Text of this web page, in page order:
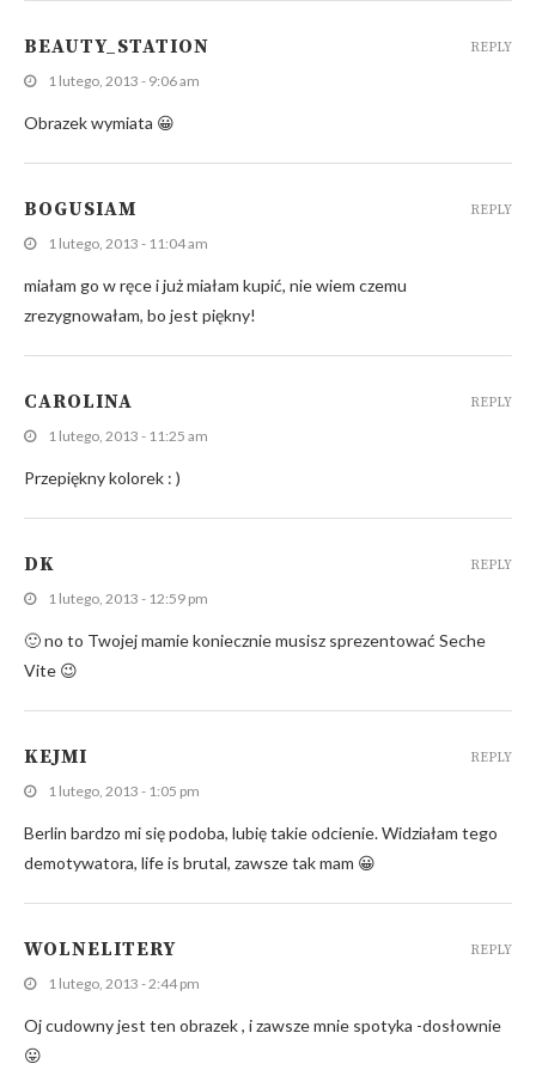
BEAUTY_STATION
1 lutego, 2013 - 9:06 am
Obrazek wymiata 😀
REPLY
BOGUSIAM
1 lutego, 2013 - 11:04 am
miałam go w ręce i już miałam kupić, nie wiem czemu
zrezygnowałam, bo jest piękny!
REPLY
CAROLINA
1 lutego, 2013 - 11:25 am
Przepiękny kolorek : )
REPLY
DK
1 lutego, 2013 - 12:59 pm
🙂 no to Twojej mamie koniecznie musisz sprezentować Seche
Vite 😉
REPLY
KEJMI
1 lutego, 2013 - 1:05 pm
Berlin bardzo mi się podoba, lubię takie odcienie. Widziałam tego
demotywatora, life is brutal, zawsze tak mam 😀
REPLY
WOLNELITERY
1 lutego, 2013 - 2:44 pm
Oj cudowny jest ten obrazek , i zawsze mnie spotyka -dosłownie
😛
REPLY